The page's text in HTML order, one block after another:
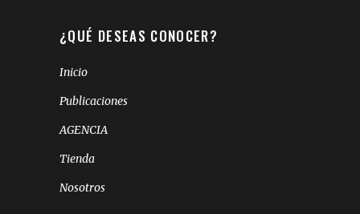
¿QUÉ DESEAS CONOCER?
Inicio
Publicaciones
AGENCIA
Tienda
Nosotros